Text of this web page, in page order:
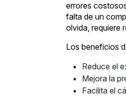
errores
falta de un
olvida, requiere
Los beneficios
Reduce el
Mejora la
Facilita el